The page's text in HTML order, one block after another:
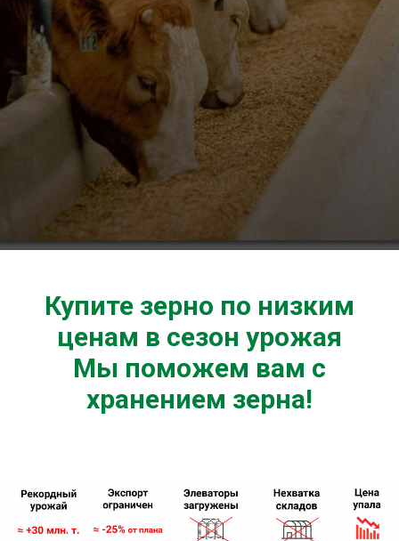
Купите зерно по низким
ценам в сезон урожая
Мы поможем вам с
хранением зерна!